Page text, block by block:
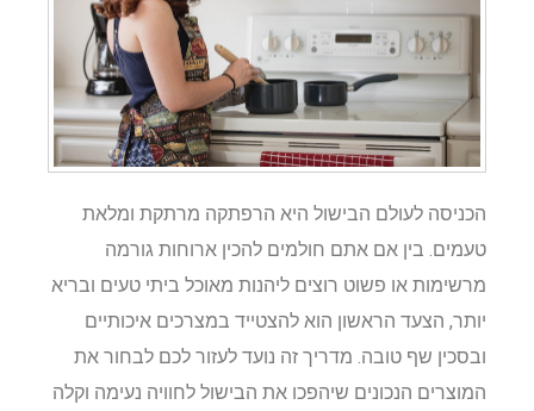
הכניסה לעולם הבישול היא הרפתקה מרתקת ומלאת
טעמים. בין אם אתם חולמים להכין ארוחות גורמה
מרשימות או פשוט רוצים ליהנות מאוכל ביתי טעים ובריא
יותר, הצעד הראשון הוא להצטייד במצרכים איכותיים
ובסכין שף טובה. מדריך זה נועד לעזור לכם לבחור את
המוצרים הנכונים שיהפכו את הבישול לחוויה נעימה וקלה